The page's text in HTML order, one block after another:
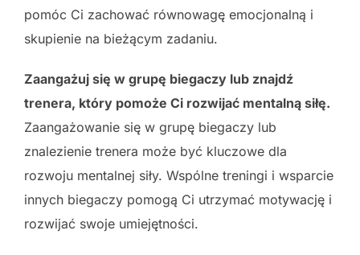
pomóc Ci zachować równowagę emocjonalną i
skupienie na bieżącym zadaniu.
Zaangażuj się w grupę biegaczy lub znajdź
trenera, który pomoże Ci rozwijać mentalną siłę.
Zaangażowanie się w grupę biegaczy lub
znalezienie trenera może być kluczowe dla
rozwoju mentalnej siły. Wspólne treningi i wsparcie
innych biegaczy pomogą Ci utrzymać motywację i
rozwijać swoje umiejętności.